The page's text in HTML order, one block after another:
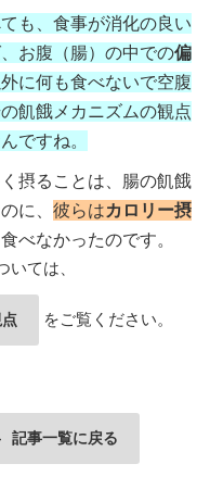
も、食事が消化の良い
お腹（腸）の中での偏
に何も食べないで空腹
飢餓メカニズムの観点
ですね。
摂ることは、腸の飢餓
に、 彼らはカロリー摂
べなかったのです。
いては、
をご覧ください。
記事一覧に戻る